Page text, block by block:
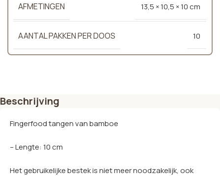
AFMETINGEN 13,5 × 10,5 × 10 cm
AANTAL PAKKEN PER DOOS 10
Beschrijving
Fingerfood tangen van bamboe
– Lengte: 10 cm
Het gebruikelijke bestek is niet meer noodzakelijk, ook